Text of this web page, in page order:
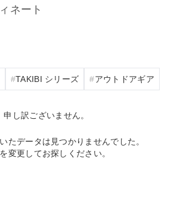
ネート
TAKIBI シリーズ アウトドアギア
申し訳ございません。
たデータは見つかりませんでした。
変更してお探しください。